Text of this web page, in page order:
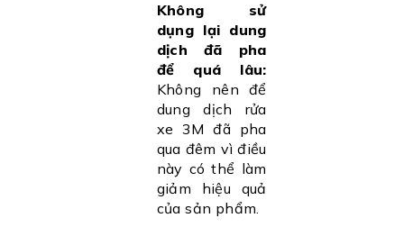
Không sử
dụng lại dung
dịch đã pha
để quá lâu:
Không nên để
dung dịch rửa
xe 3M đã pha
qua đêm vì điều
này có thể làm
giảm hiệu quả
của sản phẩm.